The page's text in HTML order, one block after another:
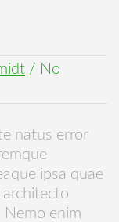
/ No
natus error
ipsa quae
Nemo enim